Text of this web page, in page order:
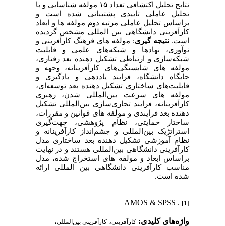
نتایج تحلیل اکتشافی تعداد ۱۵ مولفه شناسایی و با
تحلیل عاملی تاییدی پشتیبانی شده است و
براساس تحلیل عاملی مرتبه دوم مولفه ها و ابعاد
کارآفرینی دانشگاهی بین المللی مشخص گردیده
است.نتیجه گیری: مولفه های ‌فرهنگ‌‌‌ کار‌آفرینی‌‌‌ و‌‌‌
نوآوری، نهادها‌‌‌ و‌‌‌ شبکه‌های‌‌‌ علمی و ‌قابلیت‌‌‌
شبکه‌‌‌سازی‌ و‌‌‌ ارتباطی تشکیل دهنده بعد رفتاری،
مولفه های ‌شایستگی‌های‌‌‌ کارآفرینانه، ‌وجهه‌‌‌ و‌‌‌
جایگاه‌‌‌ دانشگاه، ‌فرایند یاددهی‌‌‌ و‌‌‌ یادگیری و
‌قابلیت‌های‌‌‌ ساختاری تشکیل دهنده بعد توسعه‌ای،
مولفه های ‌سرعت‌‌‌ بین‌المللی‌‌‌ شدن، ‌رهبری‌‌‌
کارآفرینانه، ‌فرایند‌‌‌ تجاری‌سازی‌‌‌ بین‌المللی تشکیل
دهنده بعد فرایندی و مولفه های ‌قوانین‌‌‌ و‌‌‌ مقررات،
ساختار‌‌‌ حمایتی، ‌نظام‌‌‌ پژوهشی، جهت‌‌‌‌‌‌‌گیری‌
استراتژیک‌‌‌ بین‌المللی‌‌‌ و‌‌‌ چشم‌انداز‌‌‌ کارآفرینانه و
‌نظام‌‌‌ آموزشی تشکیل دهنده بعد ساختاری مدل
کارآفرینی دانشگاهی ‌بین‌المللی هستند و در نهایت
براساس ابعاد و مولفه های استخراج شده، مدل
مناسب کارآفرینی دانشگاهی بین المللی ارائه
شده است.
[1]
. AMOS & SPSS
واژه‌های کلیدی: کارآفرینی، کارآفرینی ‌بین‌المللی،